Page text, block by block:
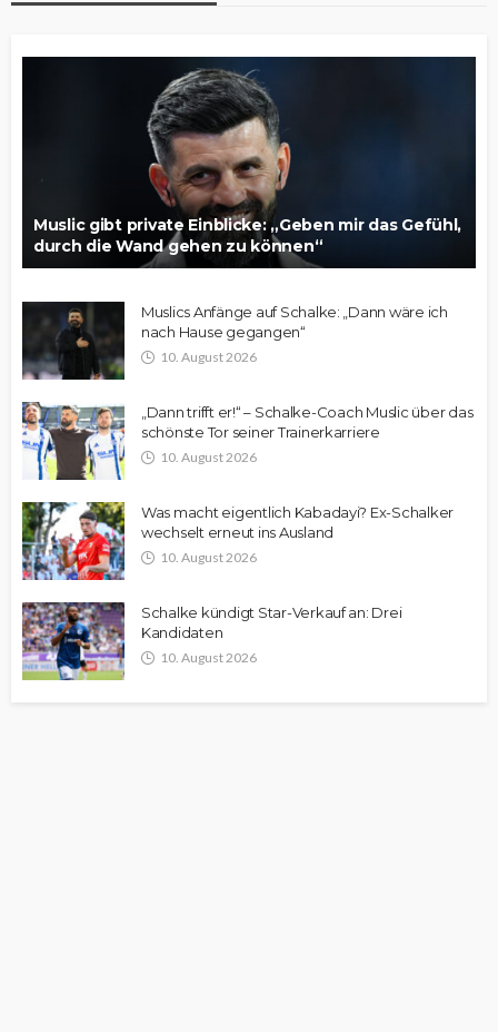
Muslic gibt private Einblicke: „Geben mir das Gefühl,
durch die Wand gehen zu können“
Muslics Anfänge auf Schalke: „Dann wäre ich
nach Hause gegangen“
10. August 2026
„Dann trifft er!“ – Schalke-Coach Muslic über das
schönste Tor seiner Trainerkarriere
10. August 2026
Was macht eigentlich Kabadayi? Ex-Schalker
wechselt erneut ins Ausland
10. August 2026
Schalke kündigt Star-Verkauf an: Drei
Kandidaten
10. August 2026